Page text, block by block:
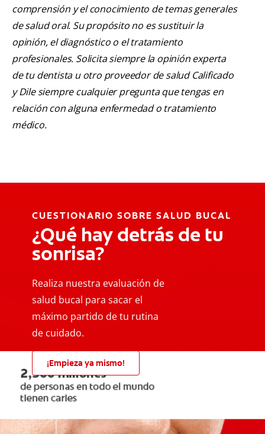
comprensión y el conocimiento de temas generales
de salud oral. Su propósito no es sustituir la
opinión, el diagnóstico o el tratamiento
profesionales. Solicita siempre la opinión experta
de tu dentista u otro proveedor de salud Calificado
y Dile siempre cualquier pregunta que tengas en
relación con alguna enfermedad o tratamiento
médico.
CUESTIONARIO SOBRE SALUD BUCAL
¿Qué hay detrás de tu
sonrisa?
Realiza nuestra evaluación de
salud bucal para sacar el
máximo partido de tu rutina
de cuidado.
¡Empieza ya mismo!